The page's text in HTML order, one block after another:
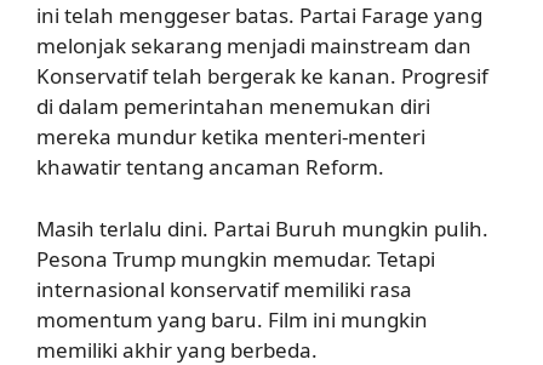
ini telah menggeser batas. Partai Farage yang
melonjak sekarang menjadi mainstream dan
Konservatif telah bergerak ke kanan. Progresif
di dalam pemerintahan menemukan diri
mereka mundur ketika menteri-menteri
khawatir tentang ancaman Reform.
Masih terlalu dini. Partai Buruh mungkin pulih.
Pesona Trump mungkin memudar. Tetapi
internasional konservatif memiliki rasa
momentum yang baru. Film ini mungkin
memiliki akhir yang berbeda.